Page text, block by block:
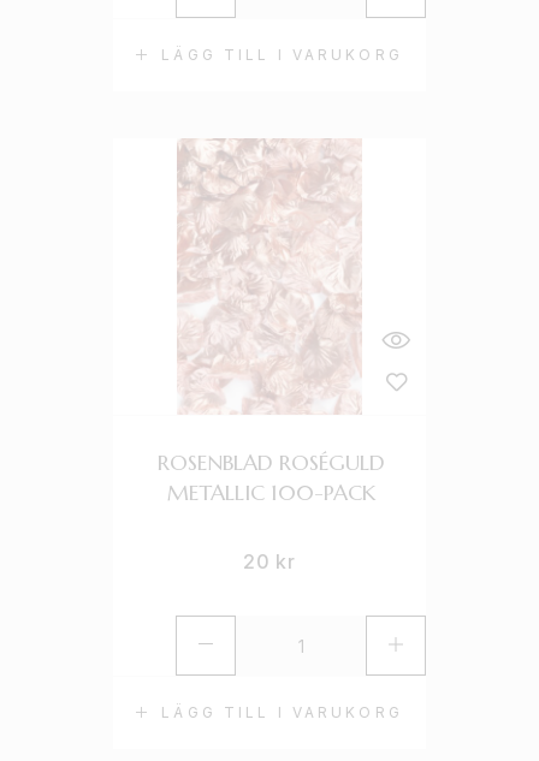
LÄGG TILL I VARUKORG
LÄGG TILL I VARUKORG
ROSENBLAD ROSÉGULD
METALLIC 100-PACK
20 kr